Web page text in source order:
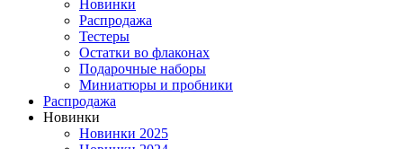
Новинки
Распродажа
Тестеры
Остатки во флаконах
Подарочные наборы
Миниатюры и пробники
Распродажа
Новинки
Новинки 2025